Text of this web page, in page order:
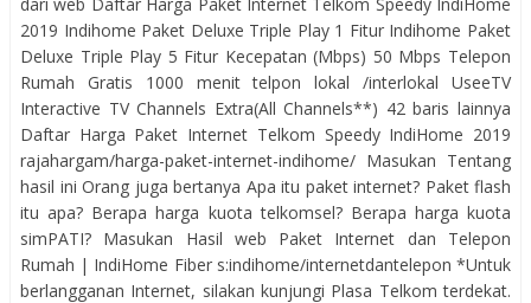
2019 Indihome Paket Deluxe Triple Play 1 Fitur Indihome Paket
Deluxe Triple Play 5 Fitur Kecepatan (Mbps) 50 Mbps Telepon
Rumah Gratis 1000 menit telpon lokal /interlokal UseeTV
Interactive TV Channels Extra(All Channels**) 42 baris lainnya
Daftar Harga Paket Internet Telkom Speedy IndiHome 2019
rajahargam/harga-paket-internet-indihome/ Masukan Tentang
hasil ini Orang juga bertanya Apa itu paket internet? Paket flash
itu apa? Berapa harga kuota telkomsel? Berapa harga kuota
simPATI? Masukan Hasil web Paket Internet dan Telepon
Rumah | IndiHome Fiber s:indihome/internetdantelepon *Untuk
berlangganan Internet, silakan kunjungi Plasa Telkom terdekat.